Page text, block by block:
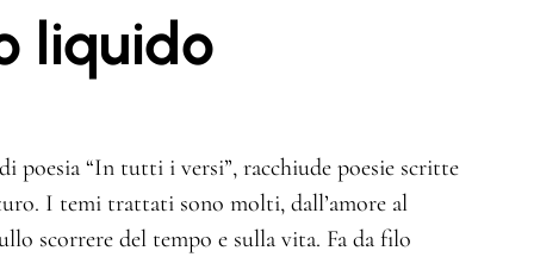
liquido
poesia “In tutti i versi”, racchiude poesie scritte
I temi trattati sono molti, dall’amore al
scorrere del tempo e sulla vita. Fa da filo